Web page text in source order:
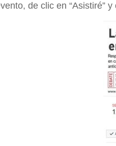
de clic en “Asistiré”